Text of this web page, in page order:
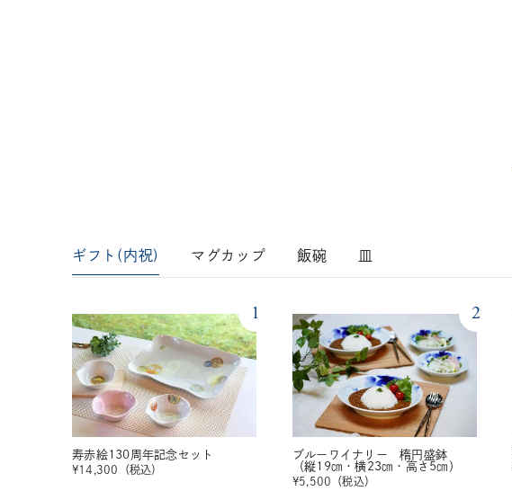
ギフト(内祝) マグカップ 飯碗 皿
1
寿赤絵130周年記念セット
¥14,300 （税込）
2
ブルーワイナリー 楕円盛鉢
（縦19㎝・横23㎝・高さ5㎝）
¥5,500 （税込）